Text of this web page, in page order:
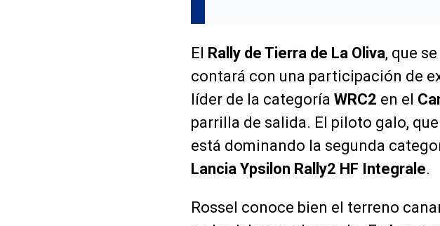
El Rally de Tierra de La Oliva, que
contará con una participación de
líder de la categoría WRC2 en el
parrilla de salida. El piloto galo,
está dominando la segunda
Lancia Ypsilon Rally2 HF Integrale.
Rossel conoce bien el terreno